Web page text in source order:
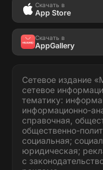
Скачать в
App Store
Скачать в
AppGallery
Сетевое издание
сетевое
тематику:
информационно-
справочная,
общественно-
социальная;
юридическая;
с